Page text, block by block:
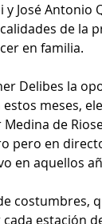
José
de la
en familia.
Delibes la
meses,
de
pero en
en aquellos
costumbres,
estación